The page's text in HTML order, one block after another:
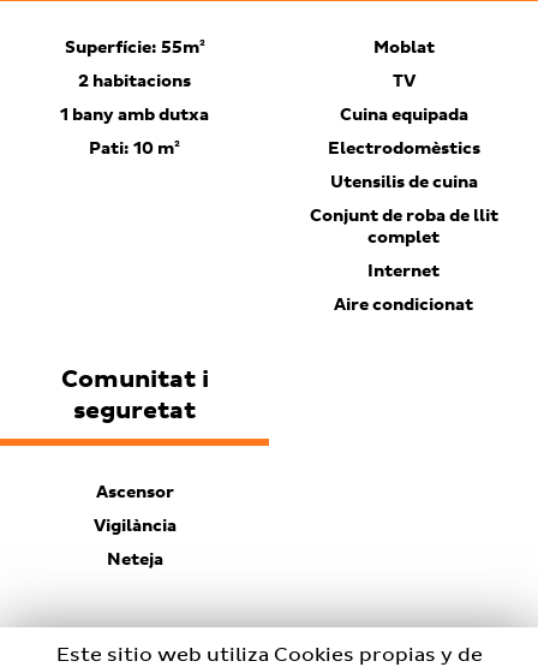
Superfície: 55m²
2 habitacions
1 bany amb dutxa
Pati: 10 m²
Moblat
TV
Cuina equipada
Electrodomèstics
Utensilis de cuina
Conjunt de roba de llit
complet
Internet
Aire condicionat
Comunitat i
seguretat
Ascensor
Vigilància
Neteja
Este sitio web utiliza Cookies propias y de